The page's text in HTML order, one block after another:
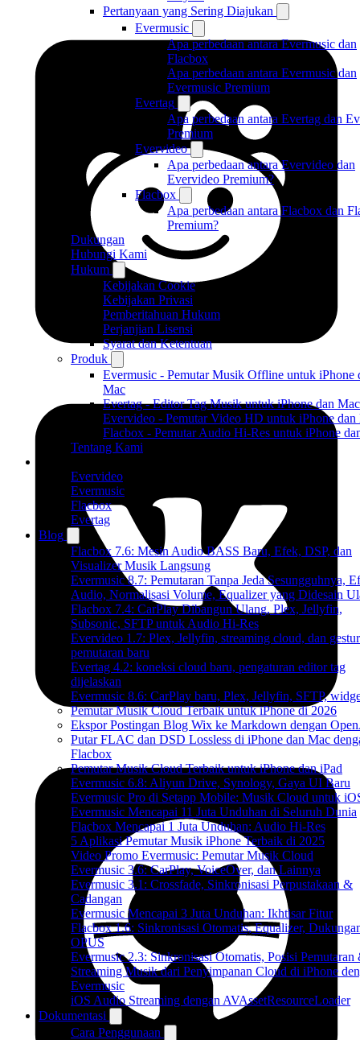
Pertanyaan yang Sering Diajukan
Evermusic
Apa perbedaan antara Evermusic dan
Flacbox
Apa perbedaan antara Evermusic dan
Evermusic Premium
Evertag
Apa perbedaan antara Evertag dan
Premium
Evervideo
Apa perbedaan antara Evervideo dan
Evervideo Premium?
Flacbox
Apa perbedaan antara Flacbox dan
Premium?
Dukungan
Hubungi Kami
Hukum
Kebijakan Cookie
Kebijakan Privasi
Pemberitahuan Hukum
Perjanjian Lisensi
Syarat dan Ketentuan
Produk
Evermusic - Pemutar Musik Offline untuk iPhone
Mac
Evertag - Editor Tag Musik untuk iPhone dan Mac
Evervideo - Pemutar Video HD untuk iPhone dan
Flacbox - Pemutar Audio Hi-Res untuk iPhone
Tentang Kami
Evervideo
Evermusic
Flacbox
Evertag
Blog
Flacbox 7.6: Mesin Audio BASS Baru, Efek, DSP, dan
Visualizer Musik Langsung
Evermusic 8.7: Pemutaran Tanpa Jeda Sesungguhnya,
Audio, Normalisasi Volume, Equalizer yang Didesain
Flacbox 7.4: CarPlay Dibangun Ulang, Plex, Jellyfin,
Subsonic, SFTP untuk Audio Hi-Res
Evervideo 1.7: Plex, Jellyfin, streaming cloud, dan gestur
pemutaran baru
Evertag 4.2: koneksi cloud baru, pengaturan editor tag
dijelaskan
Evermusic 8.6: CarPlay baru, Plex, Jellyfin, SFTP,
Pemutar Musik Cloud Terbaik untuk iPhone di 2026
Ekspor Postingan Blog Wix ke Markdown dengan
Putar FLAC dan DSD Lossless di iPhone dan Mac
Flacbox
Pemutar Musik Cloud Terbaik untuk iPhone dan iPad
Evermusic 6.8: Aliyun Drive, Synology, Gaya UI Baru
Evermusic Pro di Setapp Mobile: Musik Cloud untuk
Evermusic Mencapai 11 Juta Unduhan di Seluruh Dunia
Flacbox Mencapai 1 Juta Unduhan: Audio Hi-Res
5 Aplikasi Pemutar Musik iPhone Terbaik di 2025
Video Promo Evermusic: Pemutar Musik Cloud
Evermusic 3.6: CarPlay, VoiceOver, dan Lainnya
Evermusic 3.1: Crossfade, Sinkronisasi Perpustakaan &
Cadangan
Evermusic Mencapai 3 Juta Unduhan: Ikhtisar Fitur
Flacbox 1.6: Sinkronisasi Otomatis, Equalizer,
OPUS
Evermusic 2.3: Sinkronisasi Otomatis, Posisi Pemutaran
Streaming Musik dari Penyimpanan Cloud di iPhone
Evermusic
iOS Audio Streaming dengan AVAssetResourceLoader
Dokumentasi
Cara Penggunaan